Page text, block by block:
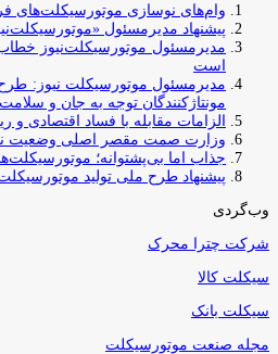
وام‌های نوسازی موتورسیکلت‌های فرسوده؛ راهکار
پیشنهاد مدیرمسئول
مدیرمسئول موتورسیکلت‌نیوز
است
مدیرمسئول موتورسیکلت نیوز:
مونتاژکنندگان توجه به جان و
الزامات مقابله با فساد اقتصادی
وزارت صمت مقصر اصلی وضعیت
جذاب اما بی‌پشتوانه؛
پیشنهاد طرح ملی تولید
وب‌گردی
شرکت چترا محرک
سیکلت کالا
سیکلت بانک
مجله صنعت موتورسیکلت